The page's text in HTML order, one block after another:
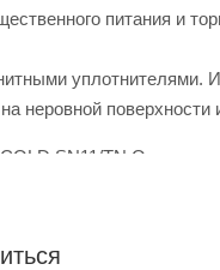
питания и
уплотнителями.
неровной
SN11/TN О купить в